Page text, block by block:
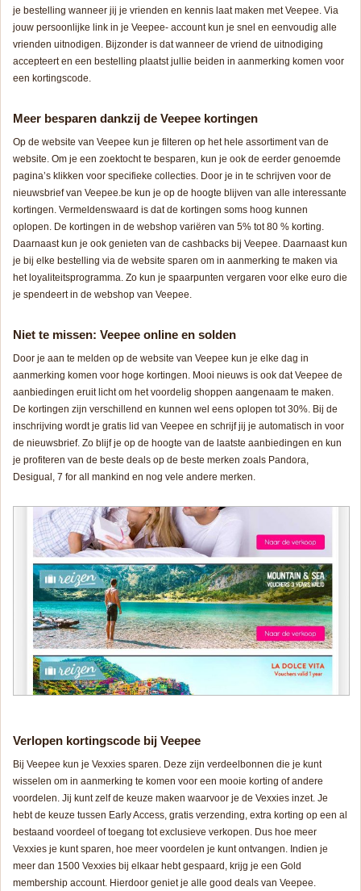
je bestelling wanneer jij je vrienden en kennis laat maken met Veepee. Via
jouw persoonlijke link in je Veepee- account kun je snel en eenvoudig alle
vrienden uitnodigen. Bijzonder is dat wanneer de vriend de uitnodiging
accepteert en een bestelling plaatst jullie beiden in aanmerking komen voor
een kortingscode.
Meer besparen dankzij de Veepee kortingen
Op de website van Veepee kun je filteren op het hele assortiment van de
website. Om je een zoektocht te besparen, kun je ook de eerder genoemde
pagina’s klikken voor specifieke collecties. Door je in te schrijven voor de
nieuwsbrief van Veepee.be kun je op de hoogte blijven van alle interessante
kortingen. Vermeldenswaard is dat de kortingen soms hoog kunnen
oplopen. De kortingen in de webshop variëren van 5% tot 80 % korting.
Daarnaast kun je ook genieten van de cashbacks bij Veepee. Daarnaast kun
je bij elke bestelling via de website sparen om in aanmerking te maken via
het loyaliteitsprogramma. Zo kun je spaarpunten vergaren voor elke euro die
je spendeert in de webshop van Veepee.
Niet te missen: Veepee online en solden
Door je aan te melden op de website van Veepee kun je elke dag in
aanmerking komen voor hoge kortingen. Mooi nieuws is ook dat Veepee de
aanbiedingen eruit licht om het voordelig shoppen aangenaam te maken.
De kortingen zijn verschillend en kunnen wel eens oplopen tot 30%. Bij de
inschrijving wordt je gratis lid van Veepee en schrijf jij je automatisch in voor
de nieuwsbrief. Zo blijf je op de hoogte van de laatste aanbiedingen en kun
je profiteren van de beste deals op de beste merken zoals Pandora,
Desigual, 7 for all mankind en nog vele andere merken.
Verlopen kortingscode bij Veepee
Bij Veepee kun je Vexxies sparen. Deze zijn verdeelbonnen die je kunt
wisselen om in aanmerking te komen voor een mooie korting of andere
voordelen. Jij kunt zelf de keuze maken waarvoor je de Vexxies inzet. Je
hebt de keuze tussen Early Access, gratis verzending, extra korting op een al
bestaand voordeel of toegang tot exclusieve verkopen. Dus hoe meer
Vexxies je kunt sparen, hoe meer voordelen je kunt ontvangen. Indien je
meer dan 1500 Vexxies bij elkaar hebt gespaard, krijg je een Gold
membership account. Hierdoor geniet je alle good deals van Veepee.